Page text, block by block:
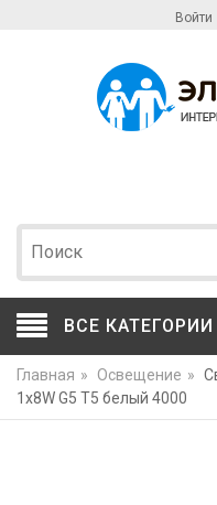
Войти
ВСЕ КАТЕГОРИИ
Главная » Освещение »
1x8W G5 T5 белый 4000